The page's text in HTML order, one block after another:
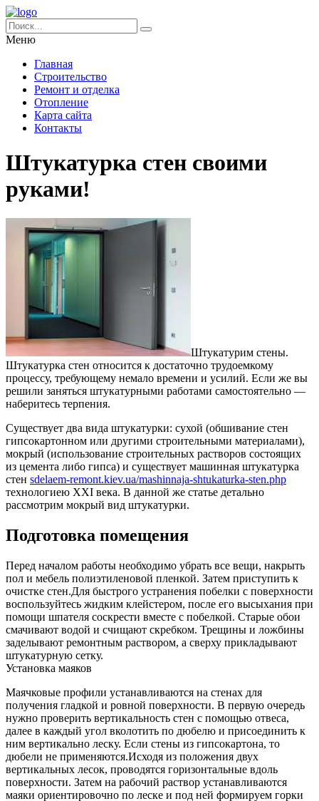
Меню
Главная
Строительство
Ремонт и отделка
Отопление
Карта сайта
Контакты
Штукатурка стен своими
руками!
Штукатурим стены.
Штукатурка стен относится к достаточно трудоемкому
процессу, требующему немало времени и усилий. Если же вы
решили заняться штукатурными работами самостоятельно —
наберитесь терпения.
Существует два вида штукатурки: сухой (обшивание стен
гипсокартонном или другими строительными материалами),
мокрый (использование строительных растворов состоящих
из цемента либо гипса) и существует машинная штукатурка
стен sdelaem-remont.kiev.ua/mashinnaja-shtukaturka-sten.php
технологиею ХХI века. В данной же статье детально
рассмотрим мокрый вид штукатурки.
Подготовка помещения
Перед началом работы необходимо убрать все вещи, накрыть
пол и мебель полиэтиленовой пленкой. Затем приступить к
очистке стен.Для быстрого устранения побелки с поверхности
воспользуйтесь жидким клейстером, после его высыхания при
помощи шпателя соскрести вместе с побелкой. Старые обои
смачивают водой и счищают скребком. Трещины и ложбины
заделывают ремонтным раствором, а сверху прикладывают
штукатурную сетку.
Установка маяков
Маячковые профили устанавливаются на стенах для
получения гладкой и ровной поверхности. В первую очередь
нужно проверить вертикальность стен с помощью отвеса,
далее в каждый угол вколотить по дюбелю и присоединить к
ним вертикально леску. Если стены из гипсокартона, то
дюбели не применяются.Исходя из положения двух
вертикальных лесок, проводятся горизонтальные вдоль
поверхности. Затем на рабочий раствор устанавливаются
маяки ориентировочно по леске и под ней формируем горки